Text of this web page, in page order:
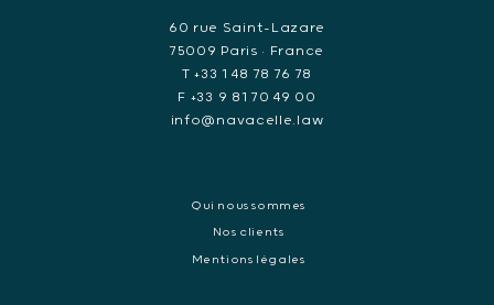
60 rue Saint-Lazare
75009 Paris • France
T +33 1 48 78 76 78
F +33 9 81 70 49 00
info@navacelle.law
Qui nous sommes
Nos clients
Mentions légales